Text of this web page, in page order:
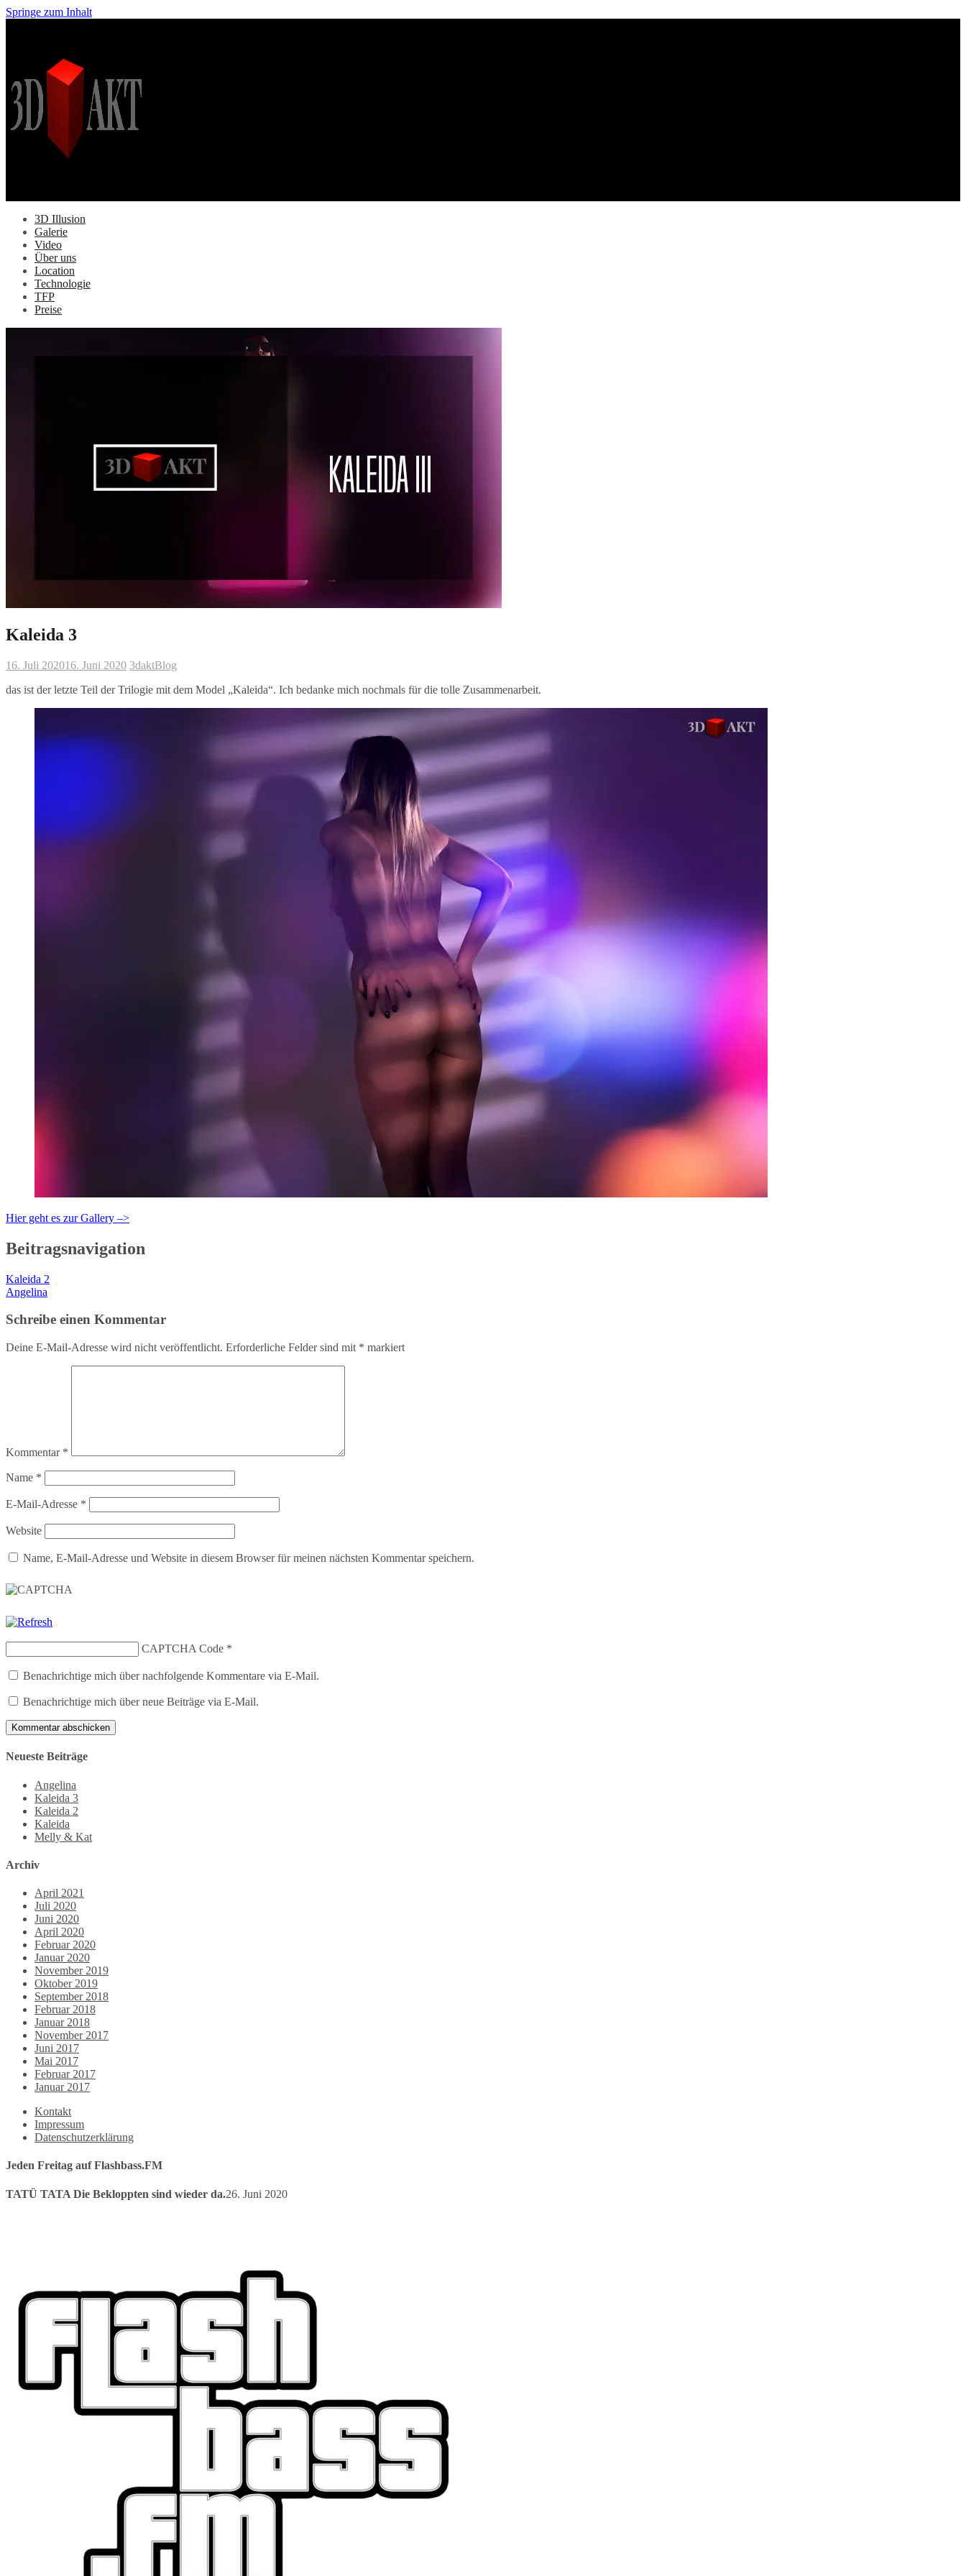
Springe zum Inhalt
3D Illusion
Galerie
Video
Über uns
Location
Technologie
TFP
Preise
Kaleida 3
16. Juli 202016. Juni 2020 3daktBlog
das ist der letzte Teil der Trilogie mit dem Model „Kaleida“. Ich bedanke mich nochmals für die tolle Zusammenarbeit.
Hier geht es zur Gallery –>
Beitragsnavigation
Kaleida 2
Angelina
Schreibe einen Kommentar
Deine E-Mail-Adresse wird nicht veröffentlicht. Erforderliche Felder sind mit * markiert
Kommentar *
Name *
E-Mail-Adresse *
Website
Name, E-Mail-Adresse und Website in diesem Browser für meinen nächsten Kommentar speichern.
CAPTCHA Code *
Benachrichtige mich über nachfolgende Kommentare via E-Mail.
Benachrichtige mich über neue Beiträge via E-Mail.
Neueste Beiträge
Angelina
Kaleida 3
Kaleida 2
Kaleida
Melly & Kat
Archiv
April 2021
Juli 2020
Juni 2020
April 2020
Februar 2020
Januar 2020
November 2019
Oktober 2019
September 2018
Februar 2018
Januar 2018
November 2017
Juni 2017
Mai 2017
Februar 2017
Januar 2017
Kontakt
Impressum
Datenschutzerklärung
Jeden Freitag auf Flashbass.FM
TATÜ TATA Die Bekloppten sind wieder da.26. Juni 2020